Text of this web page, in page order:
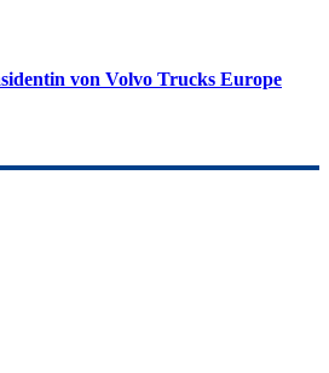
von Volvo Trucks Europe